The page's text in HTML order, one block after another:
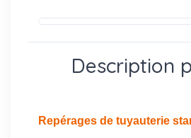
Description
Repérages de tuyauterie